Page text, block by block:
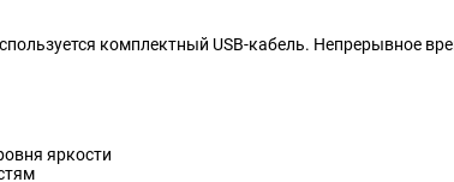
комплектный USB-кабель. Непрерывное
яркости